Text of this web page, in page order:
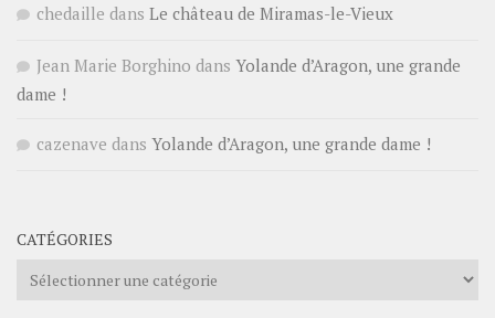
chedaille dans Le château de Miramas-le-Vieux
Jean Marie Borghino dans Yolande d’Aragon, une grande
dame !
cazenave dans Yolande d’Aragon, une grande dame !
CATÉGORIES
Catégories